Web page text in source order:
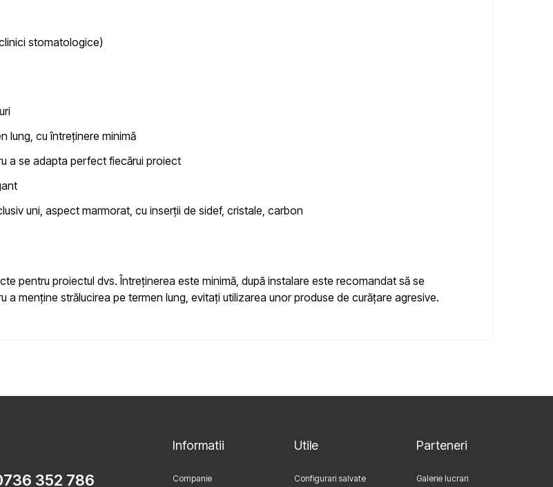
stomatologice)
lung, cu întreținere minimă
a se adapta perfect fiecărui proiect
uni, aspect marmorat, cu inserții de sidef, cristale, carbon
pentru proiectul dvs. Întreținerea este minimă, după instalare este recomandat să se
menține strălucirea pe termen lung, evitați utilizarea unor produse de curățare agresive.
352 786
Informatii
Companie
Utile
Configurari salvate
Parteneri
Galerie lucrari